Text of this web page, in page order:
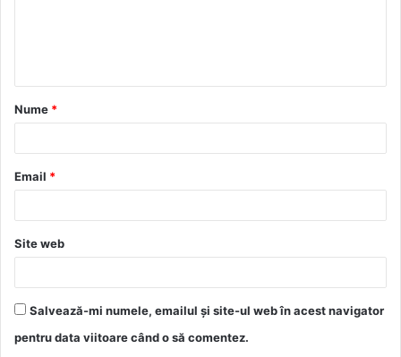
a
r
*
Nume *
Email *
Site web
Salvează-mi numele, emailul și site-ul web în acest navigator
pentru data viitoare când o să comentez.